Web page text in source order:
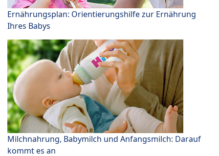
Ernährungsplan: Orientierungshilfe zur Ernährung
Ihres Babys
Milchnahrung, Babymilch und Anfangsmilch: Darauf
kommt es an